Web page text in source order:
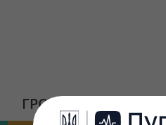
ГРОМАДСЬКА